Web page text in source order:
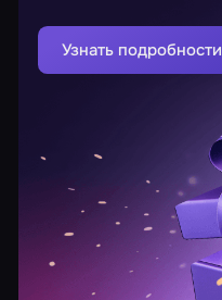
Узнать подробности